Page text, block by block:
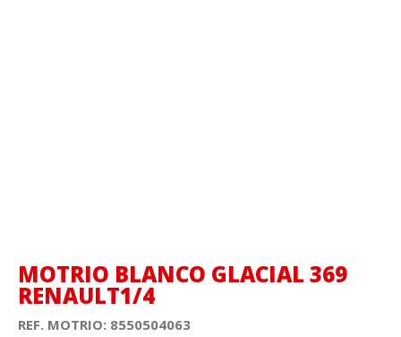
MOTRIO BLANCO GLACIAL 369
RENAULT1/4
REF. MOTRIO: 8550504063